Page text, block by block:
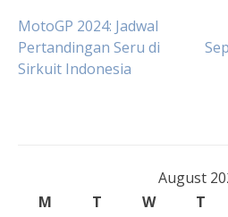
Post
navigation
MotoGP 2024: Jadwal
Pertandingan Seru di
Sirkuit Indonesia
August
M
T W T